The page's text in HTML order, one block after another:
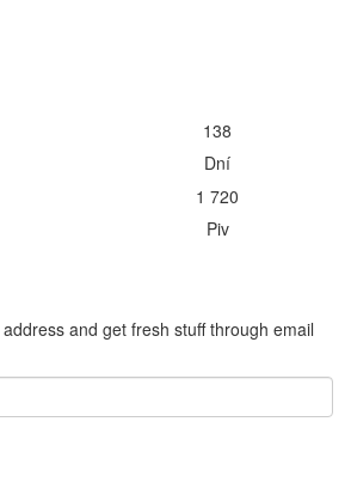
138
Dní
1 720
Piv
and get fresh stuff through email